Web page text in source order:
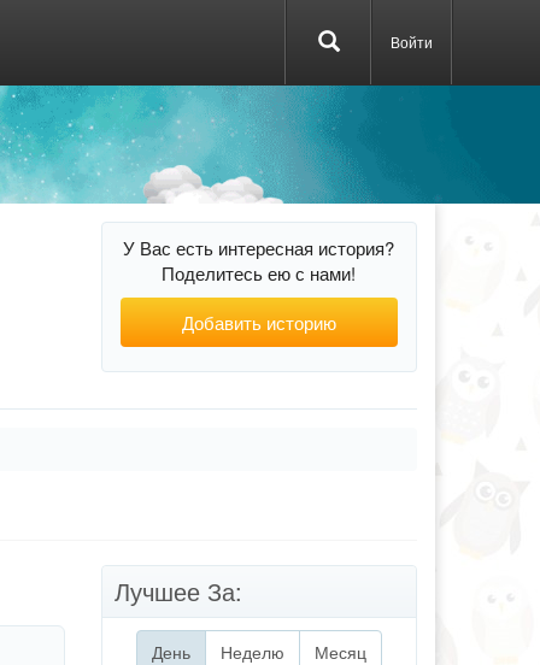
Войти
У Вас есть интересная история?
Поделитесь ею с нами!
Добавить историю
Лучшее За:
День(активная вкладка)
Неделю Месяц